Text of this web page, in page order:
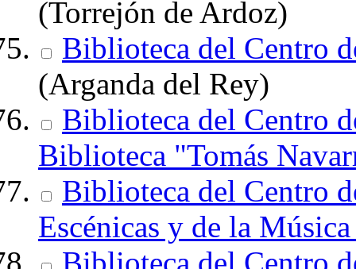
(Torrejón de Ardoz)
Biblioteca del Centro
(Arganda del Rey)
Biblioteca del Centro
Biblioteca "Tomás
Biblioteca del Centro
Escénicas y de la
Biblioteca del Centro